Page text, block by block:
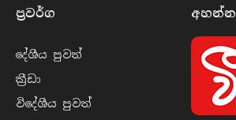
ප්‍රවර්​ග
දේශීය පුව​ත්
ක්‍රී​ඩා
විදේශීය පුව​ත්
අහන්​න